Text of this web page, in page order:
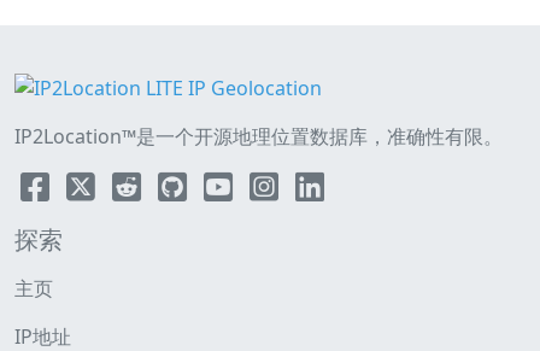
IP2Location™是一个开源地理位置数据库，准确性有限。
探索
主页
IP地址